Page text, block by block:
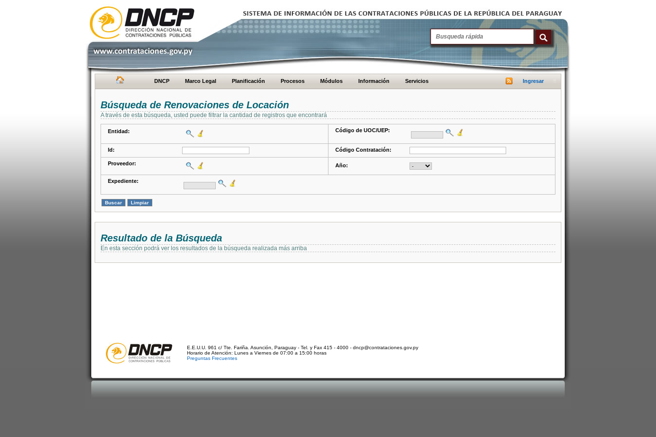
DNCP Marco Legal Planificación Procesos Módulos Información Servicios Ingresar
Búsqueda de Renovaciones de Locación
A través de esta búsqueda, usted puede filtrar la cantidad de registros que encontrará
Entidad: Código de UOC/UEP:
Id: Código Contratación:
Proveedor: Año:
Expediente:
Resultado de la Búsqueda
En esta sección podrá ver los resultados de la búsqueda realizada más arriba
E.E.U.U. 961 c/ Tte. Fariña. Asunción, Paraguay - Tel. y Fax 415 - 4000 - dncp@contrataciones.gov.py
Horario de Atención: Lunes a Viernes de 07:00 a 15:00 horas
Preguntas Frecuentes